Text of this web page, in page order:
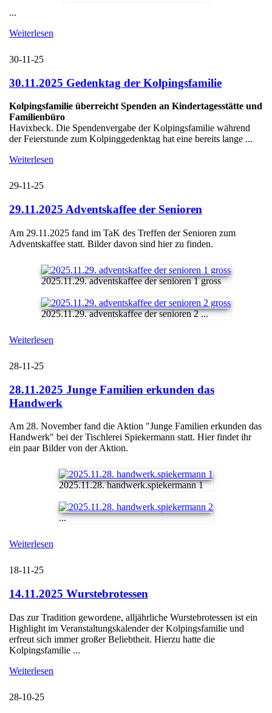
...
Weiterlesen
30-11-25
30.11.2025 Gedenktag der Kolpingsfamilie
Kolpingsfamilie überreicht Spenden an Kindertagesstätte und
Familienbüro
Havixbeck. Die Spendenvergabe der Kolpingsfamilie während
der Feierstunde zum Kolpinggedenktag hat eine bereits lange ...
Weiterlesen
29-11-25
29.11.2025 Adventskaffee der Senioren
Am 29.11.2025 fand im TaK des Treffen der Senioren zum
Adventskaffee statt. Bilder davon sind hier zu finden.
2025.11.29. adventskaffee der senioren 1 gross
2025.11.29. adventskaffee der senioren 2 ...
Weiterlesen
28-11-25
28.11.2025 Junge Familien erkunden das
Handwerk
Am 28. November fand die Aktion "Junge Familien erkunden das
Handwerk" bei der Tischlerei Spiekermann statt. Hier findet ihr
ein paar Bilder von der Aktion.
2025.11.28. handwerk.spiekermann 1
...
Weiterlesen
18-11-25
14.11.2025 Wurstebrotessen
Das zur Tradition gewordene, alljährliche Wurstebrotessen ist ein
Highlight im Veranstaltungskalender der Kolpingsfamilie und
erfreut sich immer großer Beliebtheit. Hierzu hatte die
Kolpingsfamilie ...
Weiterlesen
28-10-25